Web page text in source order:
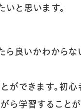
と思います。
ら良いかわからな
できます。初心
ら学習することが